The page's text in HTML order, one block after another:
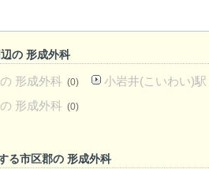
の 形成外科
形成外科 (0) 小岩井(こいわい)
形成外科 (0)
る市区郡の 形成外科